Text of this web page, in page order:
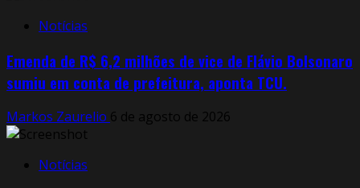
Notícias
Emenda de R$ 6,2 milhões de vice de Flávio Bolsonaro
sumiu em conta de prefeitura, aponta TCU.
Markos Zaurelio 6 de agosto de 2026
Notícias